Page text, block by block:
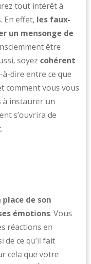
tout intérêt à
En effet, les faux-
un mensonge de
être
soyez cohérent
à-dire entre ce que
comment vous vous
à instaurer un
s’ouvrira de
de son
émotions. Vous
réactions en
de ce qu’il fait
cela que votre